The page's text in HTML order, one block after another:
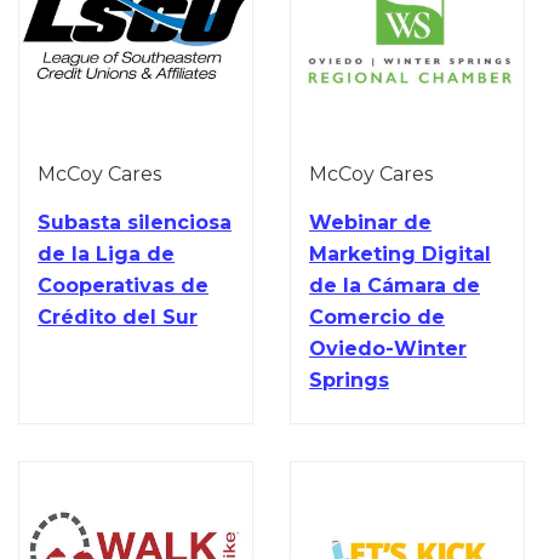
McCoy Cares
Subasta silenciosa
de la Liga de
Cooperativas de
Crédito del Sur
McCoy Cares
Webinar de
Marketing Digital
de la Cámara de
Comercio de
Oviedo-Winter
Springs